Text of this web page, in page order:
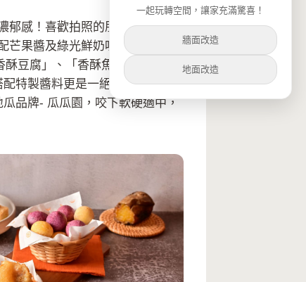
郁感！喜歡拍照的朋友絕對不能
果醬及綠光鮮奶吐司，酸甜好
豆腐」、「香酥魚排」及「QQ
特製醬料更是一絕；「香酥魚
品牌- 瓜瓜園，咬下軟硬適中，
一起玩轉空間，讓家充滿驚喜！
牆面改造
地面改造